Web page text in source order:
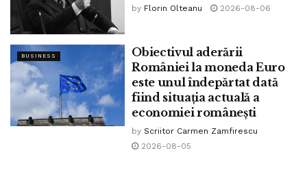
viorica dancila by Florin Olteanu 2026-08-06
BUSINESS
Obiectivul aderării
României la moneda Euro
este unul îndepărtat dată
fiind situația actuală a
economiei românești
by Scriitor Carmen Zamfirescu
2026-08-05